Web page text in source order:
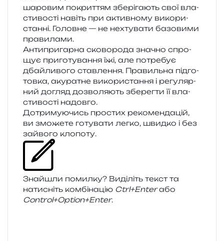
ша­ро­вим покри­т­тям збе­рі­га­ють свої вла­
сти­во­сті навіть при актив­но­му вико­ри­
стан­ні. Головне — не нехту­ва­ти базо­ви­ми
правилами.
Антипригарна ско­во­ро­да зна­чно спро­
щує при­го­ту­ва­н­ня їжі, але потре­бує
дбай­ли­во­го став­ле­н­ня. Правильна під­го­
тов­ка, аку­ра­тне вико­ри­ста­н­ня і регу­ляр­
ний догляд дозво­ля­ють збе­рег­ти її вла­
сти­во­сті надовго.
Дотримуючись про­стих реко­мен­да­цій,
ви змо­же­те готу­ва­ти легко, швид­ко і без
зай­во­го клопоту.
Знайшли помил­ку? Виділіть текст та
нати­сніть ком­бі­на­цію Ctrl+Enterабо
Control+Option+Enter.